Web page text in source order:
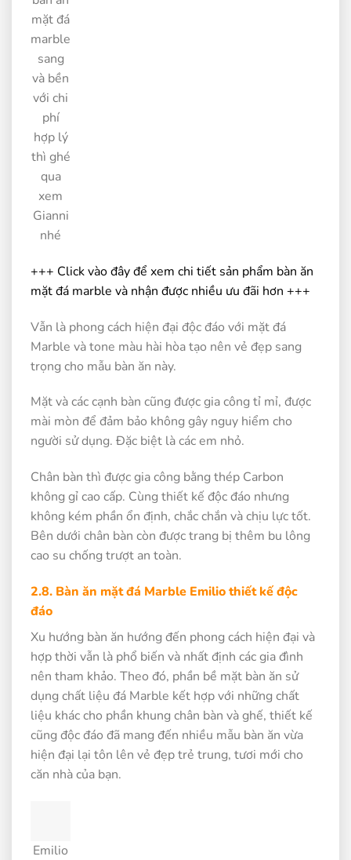
mặt đá
marble
sang
và bền
với chi
phí
hợp lý
thì ghé
qua
xem
Gianni
nhé
+++ Click vào đây để xem chi tiết sản phẩm bàn ăn
mặt đá marble và nhận được nhiều ưu đãi hơn +++
Vẫn là phong cách hiện đại độc đáo với mặt đá
Marble và tone màu hài hòa tạo nên vẻ đẹp sang
trọng cho mẫu bàn ăn này.
Mặt và các cạnh bàn cũng được gia công tỉ mỉ, được
mài mòn để đảm bảo không gây nguy hiểm cho
người sử dụng. Đặc biệt là các em nhỏ.
Chân bàn thì được gia công bằng thép Carbon
không gỉ cao cấp. Cùng thiết kế độc đáo nhưng
không kém phần ổn định, chắc chắn và chịu lực tốt.
Bên dưới chân bàn còn được trang bị thêm bu lông
cao su chống trượt an toàn.
2.8. Bàn ăn mặt đá Marble Emilio thiết kế độc
đáo
Xu hướng bàn ăn hướng đến phong cách hiện đại và
hợp thời vẫn là phổ biến và nhất định các gia đình
nên tham khảo. Theo đó, phần bề mặt bàn ăn sử
dụng chất liệu đá Marble kết hợp với những chất
liệu khác cho phần khung chân bàn và ghế, thiết kế
cũng độc đáo đã mang đến nhiều mẫu bàn ăn vừa
hiện đại lại tôn lên vẻ đẹp trẻ trung, tươi mới cho
căn nhà của bạn.
Emilio